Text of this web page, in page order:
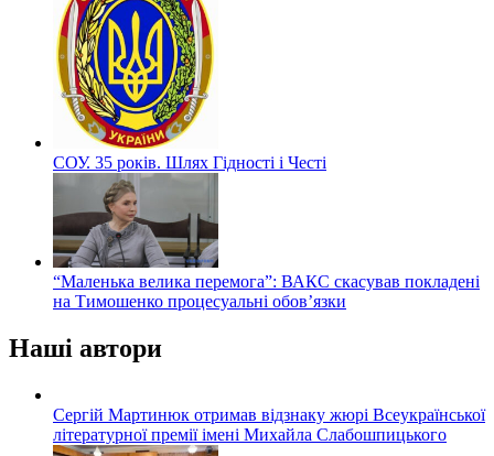
СОУ. 35 років. Шлях Гідності і Честі
“Маленька велика перемога”: ВАКС скасував покладені
на Тимошенко процесуальні обов’язки
Наші автори
Сергій Мартинюк отримав відзнаку жюрі Всеукраїнської
літературної премії імені Михайла Слабошпицького